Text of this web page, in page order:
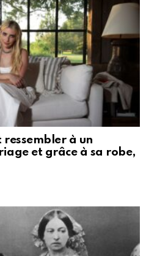
ressembler à un
et grâce à sa robe,